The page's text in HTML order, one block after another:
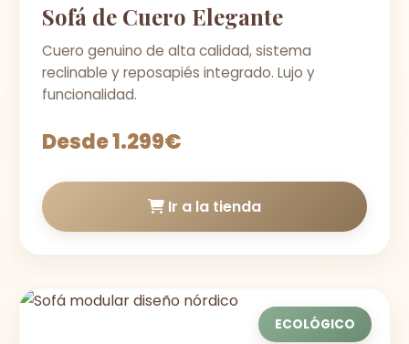
Sofá de Cuero Elegante
Cuero genuino de alta calidad, sistema
reclinable y reposapiés integrado. Lujo y
funcionalidad.
Desde 1.299€
Ir a la tienda
ECOLÓGICO